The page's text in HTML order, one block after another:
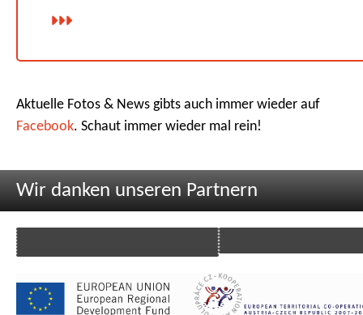
Aktuelle Fotos & News gibts auch immer wieder auf
Facebook. Schaut immer wieder mal rein!
Wir danken unseren Partnern